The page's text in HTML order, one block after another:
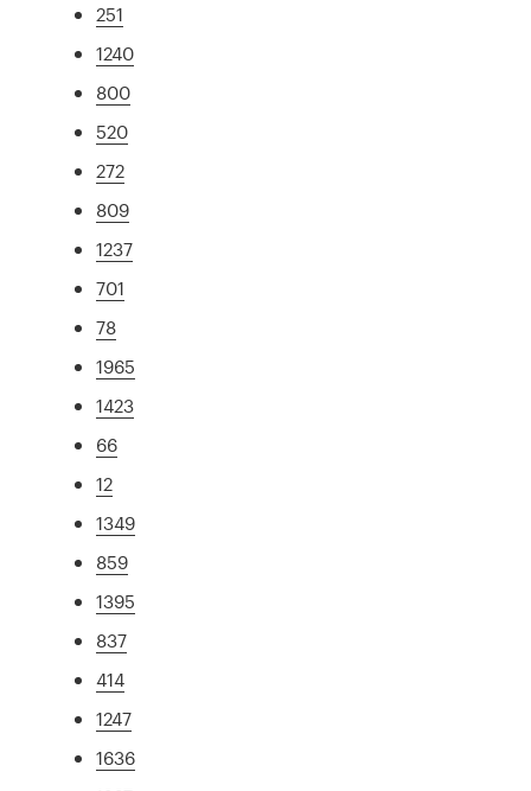
251
1240
800
520
272
809
1237
701
78
1965
1423
66
12
1349
859
1395
837
414
1247
1636